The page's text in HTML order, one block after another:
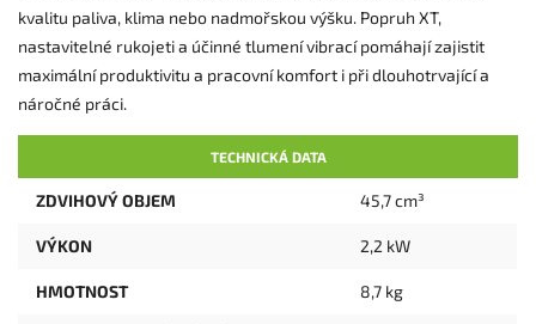
kvalitu paliva, klima nebo nadmořskou výšku. Popruh XT,
nastavitelné rukojeti a účinné tlumení vibrací pomáhají zajistit
maximální produktivitu a pracovní komfort i při dlouhotrvající a
náročné práci.
TECHNICKÁ DATA
ZDVIHOVÝ OBJEM 45,7 cm³
VÝKON 2,2 kW
HMOTNOST 8,7 kg